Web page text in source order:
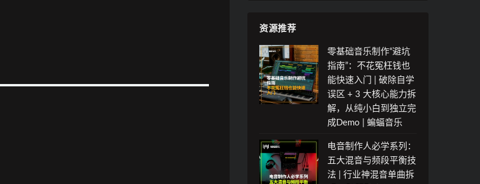
资源推荐
零基础音乐制作“避坑
指南”：不花冤枉钱也
能快速入门 | 破除自学
误区 + 3 大核心能力拆
解，从纯小白到独立完
成Demo | 蝙蝠音乐
电音制作人必学系列：
五大混音与频段平衡技
法 | 行业神混音单曲拆